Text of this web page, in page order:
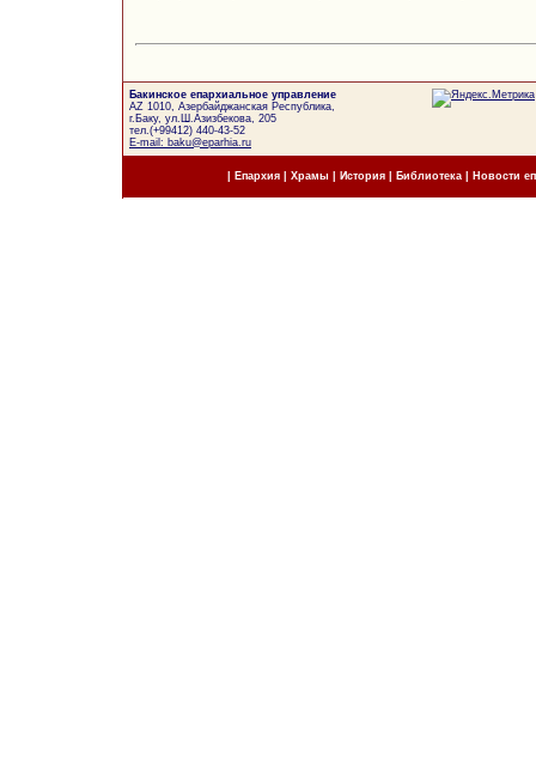
Бакинское епархиальное управление
AZ 1010, Азербайджанская Республика,
г.Баку, ул.Ш.Азизбекова, 205
тел.(+99412) 440-43-52
E-mail: baku@eparhia.ru
Епархия| Храмы История| Библиотека Новости